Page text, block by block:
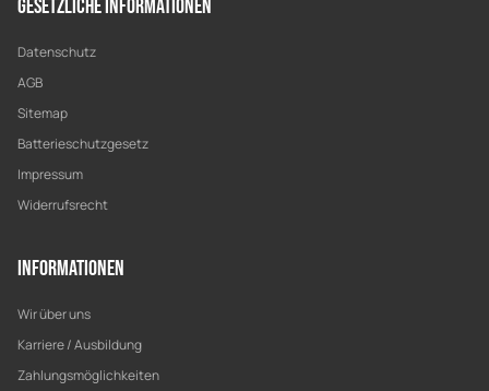
Gesetzliche Informationen
Datenschutz
AGB
Sitemap
Batterieschutzgesetz
Impressum
Widerrufsrecht
Informationen
Wir über uns
Karriere / Ausbildung
Zahlungsmöglichkeiten